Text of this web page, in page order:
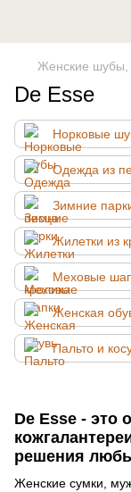
Женские шубы,
De Esse
Норковые
Одежда из
Зимние
Жилетки из
Меховые
Женская
Пальто и
De Esse - это
решения
Женские сумки,